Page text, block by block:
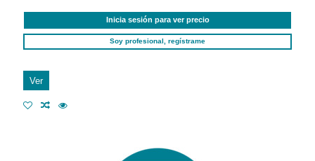
Inicia sesión para ver precio
Soy profesional, regístrame
Ver